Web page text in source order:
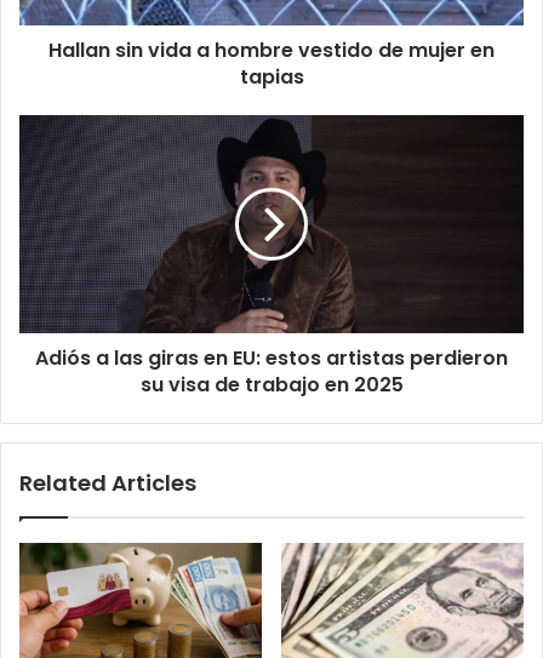
en
tapiasHallan sin vida a hombre vestido de mujer en
tapias
Adiós
a
las
giras
en
EU:
estos
artistas
perdieron
2025
Adiós a las giras en EU: estos artistas perdieron
su visa de trabajo en 2025
Related Articles